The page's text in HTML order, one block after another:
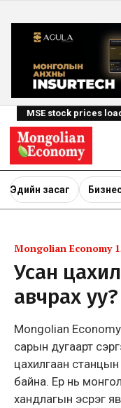
MSE stock prices
Эдийн засаг
Mongolian Economy
Усан
авчрах уу?
Mongolian Economy
сарын дугаарт
цахилгаан станцын
байна. Ер нь
хандлагын эсрэг